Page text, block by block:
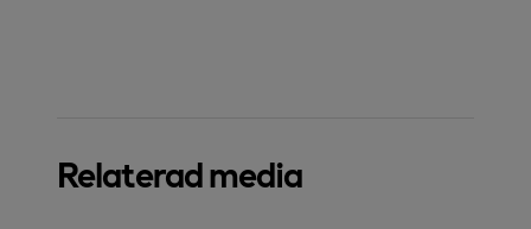
Relaterad media